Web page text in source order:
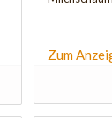
Zum